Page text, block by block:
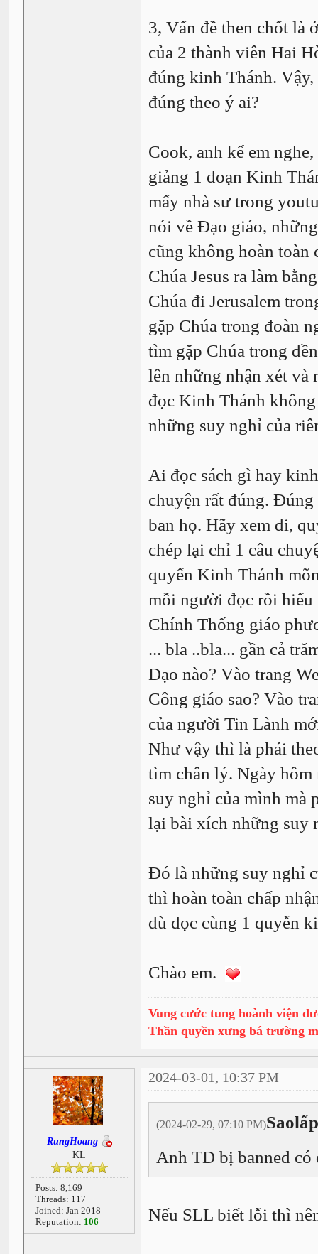
3, Vấn đề then chốt là
của 2 thành viên Hai
đúng kinh Thánh.
đúng theo ý ai?
Cook, anh kể em
giảng 1 đoạn Kinh
mấy nhà sư trong
nói về Đạo giáo,
cũng không hoàn
Chúa Jesus ra làm
Chúa đi Jerusalem
gặp Chúa trong đoàn
tìm gặp Chúa trong
lên những nhận xét và
đọc Kinh Thánh
những suy nghỉ của
Ai đọc sách gì hay
chuyện rất đúng.
ban họ. Hãy xem đi,
chép lại chỉ 1 câu
quyển Kinh Thánh
mỗi người đọc rồi hiểu
Chính Thống giáo
... bla ..bla... gần cả
Đạo nào? Vào trang
Công giáo sao? Vào
của người Tin Lành
Như vậy thì là phải
tìm chân lý. Ngày hôm
suy nghỉ của mình mà
lại bài xích những suy
Đó là những suy nghỉ
thì hoàn toàn chấp
dù đọc cùng 1 quyễn
Chào em.
Vung cước tung hoành viện
Thần quyền xưng bá trường
RungHoang
KL
Posts: 8,169
Threads: 117
Joined: Jan 2018
Reputation: 106
2024-03-01, 10:37 PM
(2024-02-29, 07:10 PM)
Anh TD bị banned
Nếu SLL biết lỗi thì